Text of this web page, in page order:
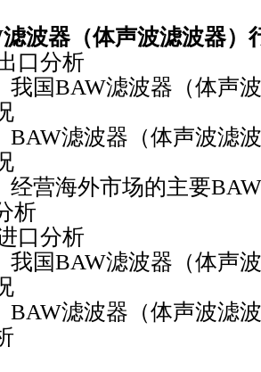
波器（体声波滤波器）
分析
滤波器（体声波
波器（体声波滤波
外市场的主要BAW
析
分析
滤波器（体声波
波器（体声波滤波